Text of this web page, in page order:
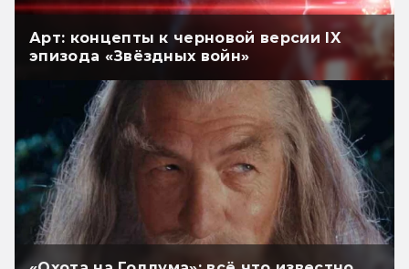
Арт: концепты к черновой версии IX
эпизода «Звёздных войн»